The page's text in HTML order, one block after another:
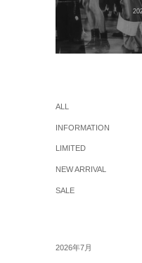
ALL
INFORMATION
LIMITED
NEW ARRIVAL
SALE
2026年7月